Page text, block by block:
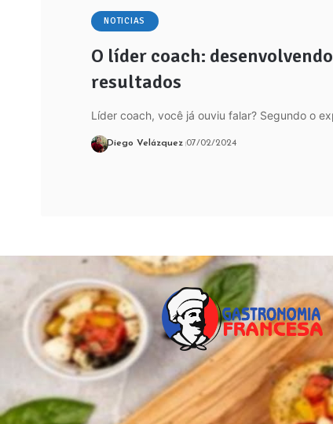
NOTICIAS
O líder coach:
resultados
Líder coach, você já ouviu falar? Segundo o
Diego Velázquez 07/02/2024